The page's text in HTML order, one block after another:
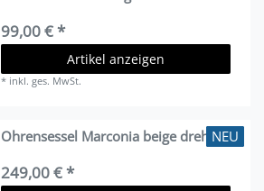
99,00 € *
Artikel anzeigen
* inkl. ges. MwSt.
NEU
Ohrensessel Marconia beige drehbar
249,00 € *